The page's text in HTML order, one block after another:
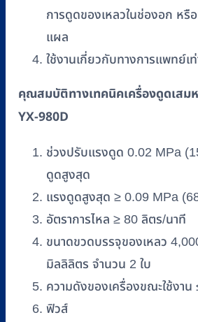
การดูดของเหลวในช่องอก หรื
แผล
ใช้งานเกี่ยวกับทางการแพทย์เ
คุณสมบัติทางเทคนิคเครื่องดูดเสม
YX-980D
ช่วงปรับแรงดูด 0.02 MPa
ดูดสูงสุด
แรงดูดสูงสุด ≥ 0.09 MPa
อัตราการไหล ≥ 80 ลิตร/นาที
ขนาดขวดบรรจุของเหลว
มิลลิลิตร จำนวน 2 ใบ
ความดังของเครื่องขณะใช้งาน
ฟิวส์